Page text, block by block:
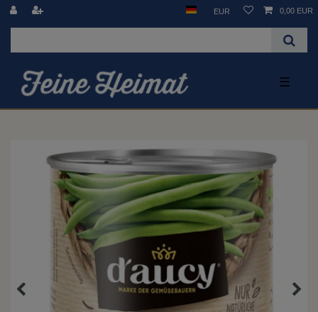
EUR 0,00 EUR
☰